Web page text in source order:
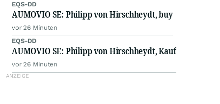
EQS-DD
AUMOVIO SE: Philipp von Hirschheydt, buy
vor 26 Minuten
EQS-DD
AUMOVIO SE: Philipp von Hirschheydt, Kauf
vor 26 Minuten